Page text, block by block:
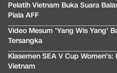
Pelatih Vietnam Buka Suara
Piala AFF
Video Mesum 'Yang Wis Yang'
Tersangka
Klasemen SEA V Cup
Vietnam